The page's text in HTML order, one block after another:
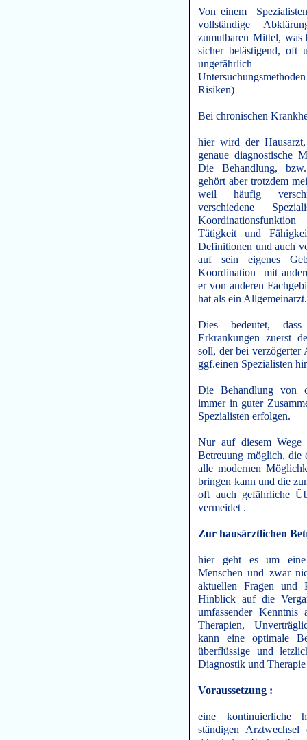
Von einem
vollständige
zumutbaren Mittel, was
sicher belästigend, oft
ungefährlich
Risiken)
Bei chronischen
hier wird der
genaue diagnostische
Die Behandlung,
gehört aber trotzdem
weil häufig
verschiedene
Tätigkeit und
Definitionen und auch
auf sein eigenes
Koordination mit
er von anderen
hat als ein Allgemeinarzt.
Dies bedeutet,
Erkrankungen zuerst
soll, der bei
ggf.einen Spezialisten
Die Behandlung von
immer in guter
Spezialisten erfolgen.
Nur auf diesem Wege
Betreuung möglich, die
alle modernen
bringen kann und die
oft auch gefährliche
vermeidet .
Zur hausärztlichen
hier geht es um eine
Menschen und zwar
aktuellen Fragen und
Hinblick auf die
umfassender Kenntnis
Therapien,
kann eine optimale
überflüssige und
Diagnostik und
Voraussetzung :
eine kontinuierliche
ständigen Arztwechsel